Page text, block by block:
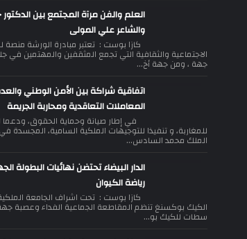
العلم والفن مرآة المجتمع بين
والشاعر علي المولى
كازا بوست : تعتبر مبادرة الورشة منصة
الاجتماعية والثقافية التي تجمع المثقفين والمهتمين
جهة ، ومن جهة أخ...
اتفاقية شراكة بين الأمن الوطني
المعاملات التعاقدية ومحاربة الجريمة
في إطار صيانة وحماية الحقوق، ودعما
للمغاربة، و تنفيذا للتوجيهات الملكية السامية، المجسدة
الملك محمد السادس...
الدار البيضاء تحتضن نهائيات البطولة
رياضة الكيوان
كازا بوست : تحت اشراف الجامعة
الكيك بوكسنغ تنظم المقاطعة الجماعية الفداء وعصبة جهة
سطات للكيك بو...